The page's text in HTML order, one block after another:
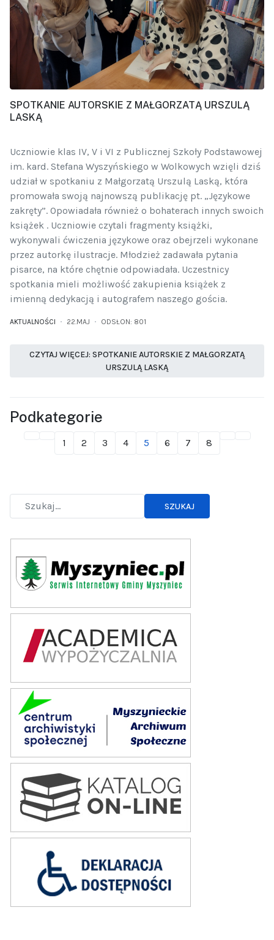
SPOTKANIE AUTORSKIE Z MAŁGORZATĄ URSZULĄ
LASKĄ
Uczniowie klas IV, V i VI z Publicznej Szkoły Podstawowej
im. kard. Stefana Wyszyńskiego w Wolkowych wzięli dziś
udział w spotkaniu z Małgorzatą Urszulą Laską, która
promowała swoją najnowszą publikację pt. „Językowe
zakręty”. Opowiadała również o bohaterach innych swoich
książek . Uczniowie czytali fragmenty książki,
wykonywali ćwiczenia językowe oraz obejrzeli wykonane
przez autorkę ilustracje. Młodzież zadawała pytania
pisarce, na które chętnie odpowiadała. Uczestnicy
spotkania mieli możliwość zakupienia książek z
imienną dedykacją i autografem naszego gościa.
AKTUALNOŚCI 22.MAJ ODSŁON: 801
CZYTAJ WIĘCEJ: SPOTKANIE AUTORSKIE Z MAŁGORZATĄ
URSZULĄ LASKĄ
Podkategorie
1 2 3 4 5 6 7 8
SZUKAJ